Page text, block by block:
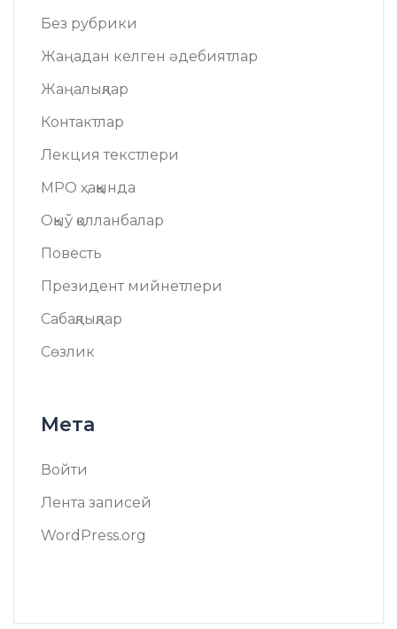
Без рубрики
Жаңадан келген әдебиятлар
Жаңалықлар
Контактлар
Лекция текстлери
МРО ҳаққында
Оқыў қолланбалар
Повесть
Президент мийнетлери
Сабақлықлар
Сөзлик
Мета
Войти
Лента записей
WordPress.org